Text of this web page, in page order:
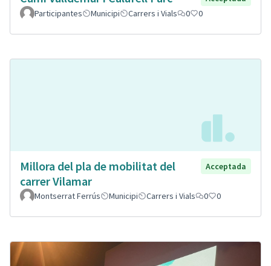
Participantes
Municipi Carrers i Vials 0 0
Millora del pla de mobilitat del
carrer Vilamar
Acceptada
Montserrat Ferrús Municipi Carrers i Vials 0 0